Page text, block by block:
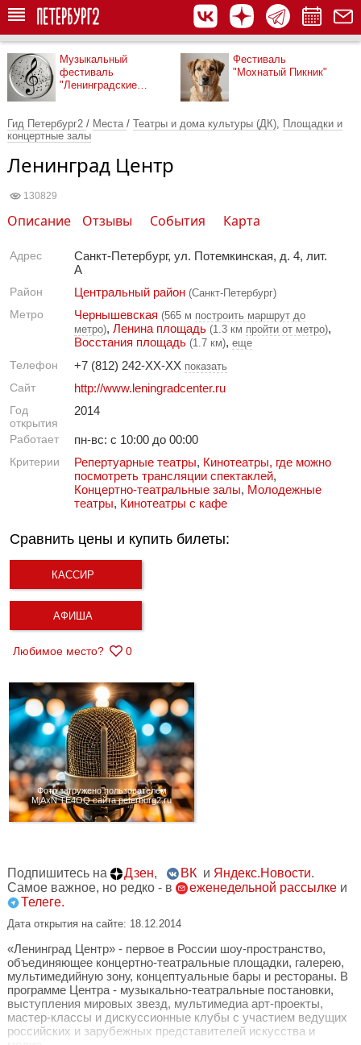
Музыкальный
фестиваль
"Ленинградские
Фестиваль
"Мохнатый Пикник"
Гид Петербург2 / Места / Театры и дома культуры (ДК), Площадки и
концертные залы
Ленинград Центр
130829
Описание Отзывы События Карта
Адрес
Санкт-Петербург, ул. Потемкинская, д. 4, лит.
А
Район Центральный район (Санкт-Петербург)
Метро Чернышевская (565 м построить маршрут до
метро), Ленина площадь (1.3 км пройти от метро),
Восстания площадь (1.7 км), еще
Телефон +7 (812) 242-XX-XX показать
Сайт http://www.leningradcenter.ru
Год
открытия
2014
Работает пн-вс: с 10:00 до 00:00
Критерии Репертуарные театры, Кинотеатры, где можно
посмотреть трансляции спектаклей,
Концертно-театральные залы, Молодежные
театры, Кинотеатры с кафе
Сравнить цены и купить билеты:
КАССИР
АФИША
Любимое место? 0
Фото загружено пользователем
MjAxN TE4OQ сайта peterburg2.ru
Подпишитесь на Дзен, ВК и Яндекс.Новости.
Самое важное, но редко - в
еженедельной рассылке и
Телеге.
Дата открытия на сайте: 18.12.2014
«Ленинград Центр» - первое в России шоу-пространство,
объединяющее концертно-театральные площадки, галерею,
мультимедийную зону, концептуальные бары и рестораны. В
программе Центра - музыкально-театральные постановки,
выступления мировых звезд, мультимедиа арт-проекты,
мастер-классы и дискуссионные клубы с участием ведущих
российских и зарубежных представителей искусства и